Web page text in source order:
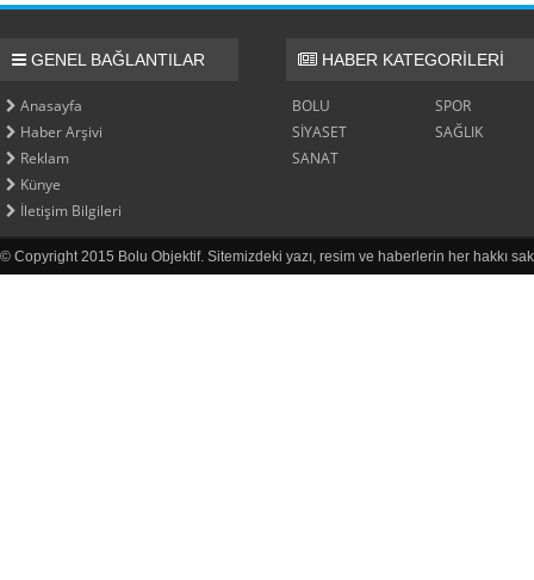
GENEL BAĞLANTILAR
Anasayfa
Haber Arşivi
Reklam
Künye
İletişim Bilgileri
HABER KATEGORİLERİ
BOLU
SPOR
SİYASET
SAĞLIK
SANAT
© Copyright 2015 Bolu Objektif. Sitemizdeki yazı, resim ve haberlerin her hakkı